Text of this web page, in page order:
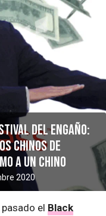
del engaño:
chinos de
a un chino
2020
el Black